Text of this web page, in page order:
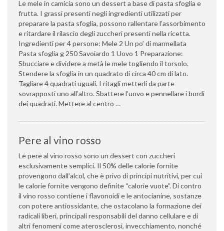
Le mele in camicia sono un dessert a base di pasta sfoglia e
frutta. I grassi presenti negli ingredienti utilizzati per
preparare la pasta sfoglia, possono rallentare l’assorbimento
e ritardare il rilascio degli zuccheri presenti nella ricetta.
Ingredienti per 4 persone: Mele 2 Un po’ di marmellata
Pasta sfoglia g 250 Savoiardo 1 Uovo 1 Preparazione:
Sbucciare e dividere a metà le mele togliendo il torsolo.
Stendere la sfoglia in un quadrato di circa 40 cm di lato.
Tagliare 4 quadrati uguali. I ritagli metterli da parte
sovrapposti uno all’altro. Sbattere l’uovo e pennellare i bordi
dei quadrati. Mettere al centro …
Pere al vino rosso
Le pere al vino rosso sono un dessert con zuccheri
esclusivamente semplici. Il 50% delle calorie fornite
provengono dall’alcol, che è privo di principi nutritivi, per cui
le calorie fornite vengono definite “calorie vuote”. Di contro
il vino rosso contiene i flavonoidi e le antocianine, sostanze
con potere antiossidante, che ostacolano la formazione dei
radicali liberi, principali responsabili del danno cellulare e di
altri fenomeni come aterosclerosi, invecchiamento, nonché